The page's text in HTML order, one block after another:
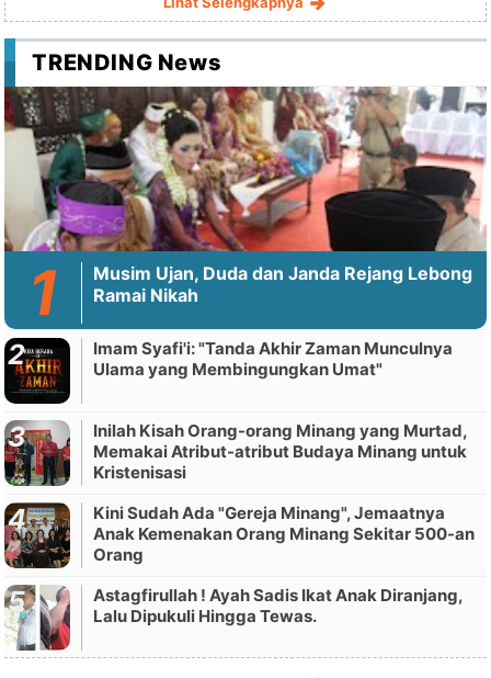
TRENDING News
Musim Ujan, Duda dan Janda Rejang Lebong
Ramai Nikah
Imam Syafi'i: "Tanda Akhir Zaman Munculnya
Ulama yang Membingungkan Umat"
Inilah Kisah Orang-orang Minang yang Murtad,
Memakai Atribut-atribut Budaya Minang untuk
Kristenisasi
Kini Sudah Ada "Gereja Minang", Jemaatnya
Anak Kemenakan Orang Minang Sekitar 500-an
Orang
Astagfirullah ! Ayah Sadis Ikat Anak Diranjang,
Lalu Dipukuli Hingga Tewas.